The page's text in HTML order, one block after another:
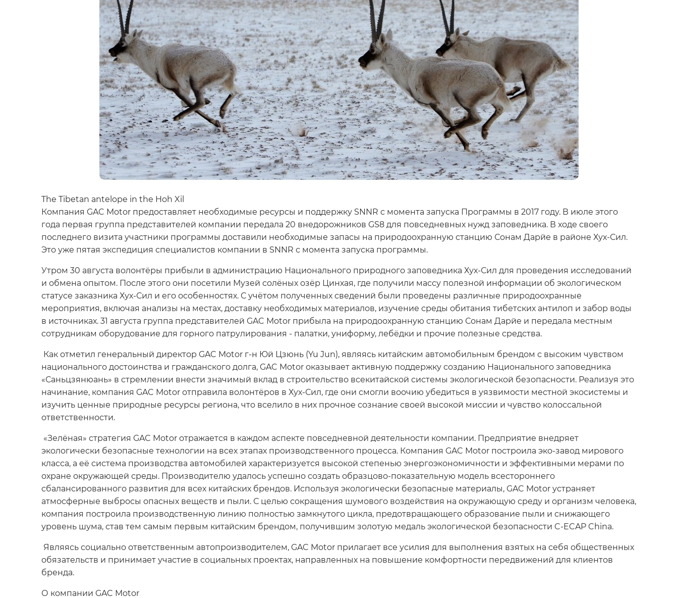
The Tibetan antelope in the Hoh Xil
Компания GAC Motor предоставляет необходимые ресурсы и поддержку SNNR с момента запуска Программы в 2017 году. В июле этого
года первая группа представителей компании передала 20 внедорожников GS8 для повседневных нужд заповедника. В ходе своего
последнего визита участники программы доставили необходимые запасы на природоохранную станцию Сонам Дарйе в районе Хух-Сил.
Это уже пятая экспедиция специалистов компании в SNNR с момента запуска программы.
Утром 30 августа волонтёры прибыли в администрацию Национального природного заповедника Хух-Сил для проведения исследований
и обмена опытом. После этого они посетили Музей солёных озёр Цинхая, где получили массу полезной информации об экологическом
статусе заказника Хух-Сил и его особенностях. С учётом полученных сведений были проведены различные природоохранные
мероприятия, включая анализы на местах, доставку необходимых материалов, изучение среды обитания тибетских антилоп и забор воды
в источниках. 31 августа группа представителей GAC Motor прибыла на природоохранную станцию Сонам Дарйе и передала местным
сотрудникам оборудование для горного патрулирования - палатки, униформу, лебёдки и прочие полезные средства.
Как отметил генеральный директор GAC Motor г-н Юй Цзюнь (Yu Jun), являясь китайским автомобильным брендом с высоким чувством
национального достоинства и гражданского долга, GAC Motor оказывает активную поддержку созданию Национального заповедника
«Саньцзянюань» в стремлении внести значимый вклад в строительство всекитайской системы экологической безопасности. Реализуя это
начинание, компания GAC Motor отправила волонтёров в Хух-Сил, где они смогли воочию убедиться в уязвимости местной экосистемы и
изучить ценные природные ресурсы региона, что вселило в них прочное сознание своей высокой миссии и чувство колоссальной
ответственности.
«Зелёная» стратегия GAC Motor отражается в каждом аспекте повседневной деятельности компании. Предприятие внедряет
экологически безопасные технологии на всех этапах производственного процесса. Компания GAC Motor построила эко-завод мирового
класса, а её система производства автомобилей характеризуется высокой степенью энергоэкономичности и эффективными мерами по
охране окружающей среды. Производителю удалось успешно создать образцово-показательную модель всестороннего
сбалансированного развития для всех китайских брендов. Используя экологически безопасные материалы, GAC Motor устраняет
атмосферные выбросы опасных веществ и пыли. С целью сокращения шумового воздействия на окружающую среду и организм человека,
компания построила производственную линию полностью замкнутого цикла, предотвращающего образование пыли и снижающего
уровень шума, став тем самым первым китайским брендом, получившим золотую медаль экологической безопасности C-ECAP China.
Являясь социально ответственным автопроизводителем, GAC Motor прилагает все усилия для выполнения взятых на себя общественных
обязательств и принимает участие в социальных проектах, направленных на повышение комфортности передвижений для клиентов
бренда.
О компании GAC Motor